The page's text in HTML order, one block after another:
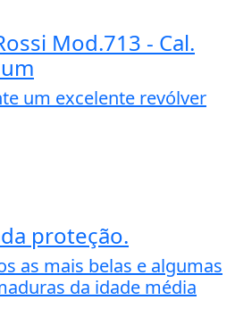
Mod.713 - Cal.
um excelente revólver
proteção.
as mais belas e algumas
da idade média